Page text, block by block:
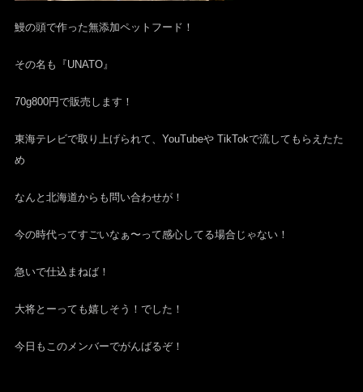
鰻の頭で作った無添加ペットフード！
その名も『UNATO』
70g800円で販売します！
東海テレビで取り上げられて、YouTubeや TikTokで流してもらえたた
め
なんと北海道からも問い合わせが！
今の時代ってすごいなぁ〜って感心してる場合じゃない！
急いで仕込まねば！
大将とーっても嬉しそう！でした！
今日もこのメンバーでがんばるぞ！